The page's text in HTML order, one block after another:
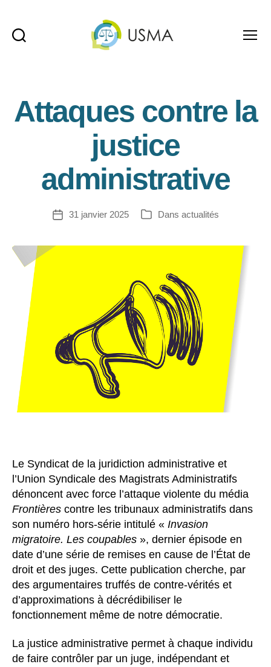
Attaques contre la
justice
administrative
Date31 janvier 2025 Catégories
Dans actualités
Le Syndicat de la juridiction administrative et
l’Union Syndicale des Magistrats Administratifs
dénoncent avec force l’attaque violente du média
Frontières contre les tribunaux administratifs dans
son numéro hors-série intitulé « Invasion
migratoire. Les coupables », dernier épisode en
date d’une série de remises en cause de l’État de
droit et des juges. Cette publication cherche, par
des argumentaires truffés de contre-vérités et
d’approximations à décrédibiliser le
fonctionnement même de notre démocratie.
La justice administrative permet à chaque individu
de faire contrôler par un juge, indépendant et